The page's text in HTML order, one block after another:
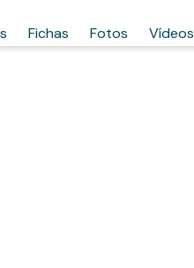
Fichas Fotos Vídeos